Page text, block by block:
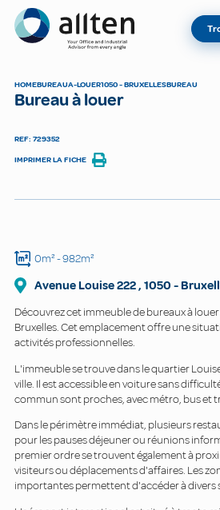
Allten
TROUVER UN
HOMEBUREAUA-LOUER1050 - BRUXELLESBUREAU
Bureau à louer
REF: 729352
IMPRIMER LA FICHE
0m²- 982m²
Avenue Louise222, 1050 -
Découvrez cet immeuble de bureaux à
Bruxelles. Cet emplacement offre une
activités professionnelles.
L'immeuble se trouve dans le quartier
ville. Il est accessible en voiture sans
commun sont proches, avec métro, bus et
Dans le périmètre immédiat, plusieurs
pour les pauses déjeuner ou réunions
premier ordre se trouvent également à
visiteurs ou déplacements d'affaires. Les
importantes permettent d'accéder à divers